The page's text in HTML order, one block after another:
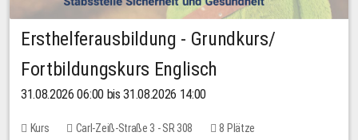
Ersthelferausbildung - Grundkurs/
Fortbildungskurs Englisch
31.08.2026 06:00 bis 31.08.2026 14:00
Kurs Carl-Zeiß-Straße 3 - SR 308 8 Plätze